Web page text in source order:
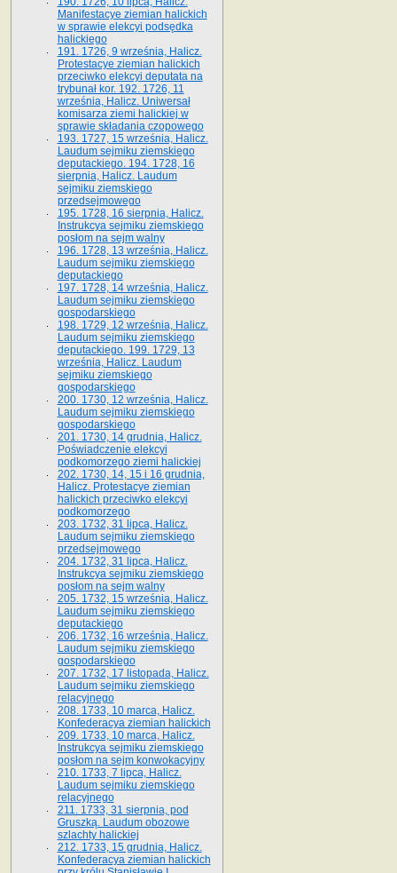
Manifestacye ziemian halickich
w sprawie elekcyi podsędka
halickiego
191. 1726, 9 września, Halicz.
Protestacye ziemian halickich
przeciwko elekcyi deputata na
trybunał kor. 192. 1726, 11
września, Halicz. Uniwersał
komisarza ziemi halickiej w
sprawie składania czopowego
193. 1727, 15 września, Halicz.
Laudum sejmiku ziemskiego
deputackiego. 194. 1728, 16
sierpnia, Halicz. Laudum
sejmiku ziemskiego
przedsejmowego
195. 1728, 16 sierpnia, Halicz.
Instrukcya sejmiku ziemskiego
posłom na sejm walny
196. 1728, 13 września, Halicz.
Laudum sejmiku ziemskiego
deputackiego
197. 1728, 14 września, Halicz.
Laudum sejmiku ziemskiego
gospodarskiego
198. 1729, 12 września, Halicz.
Laudum sejmiku ziemskiego
deputackiego. 199. 1729, 13
września, Halicz. Laudum
sejmiku ziemskiego
gospodarskiego
200. 1730, 12 września, Halicz.
Laudum sejmiku ziemskiego
gospodarskiego
201. 1730, 14 grudnia, Halicz.
Poświadczenie elekcyi
podkomorzego ziemi halickiej
202. 1730, 14, 15 i 16 grudnia,
Halicz. Protestacye ziemian
halickich przeciwko elekcyi
podkomorzego
203. 1732, 31 lipca, Halicz.
Laudum sejmiku ziemskiego
przedsejmowego
204. 1732, 31 lipca, Halicz.
Instrukcya sejmiku ziemskiego
posłom na sejm walny
205. 1732, 15 września, Halicz.
Laudum sejmiku ziemskiego
deputackiego
206. 1732, 16 września, Halicz.
Laudum sejmiku ziemskiego
gospodarskiego
207. 1732, 17 listopada, Halicz.
Laudum sejmiku ziemskiego
relacyjnego
208. 1733, 10 marca, Halicz.
Konfederacya ziemian halickich­
209. 1733, 10 marca, Halicz.
Instrukcya sejmiku ziemskiego
posłom na sejm konwokacyjny
210. 1733, 7 lipca, Halicz.
Laudum sejmiku ziemskiego
relacyjnego
211. 1733, 31 sierpnia, pod
Gruszką. Laudum obozowe
szlachty halickiej
212. 1733, 15 grudnia, Halicz.
Konfederacya ziemian halickich